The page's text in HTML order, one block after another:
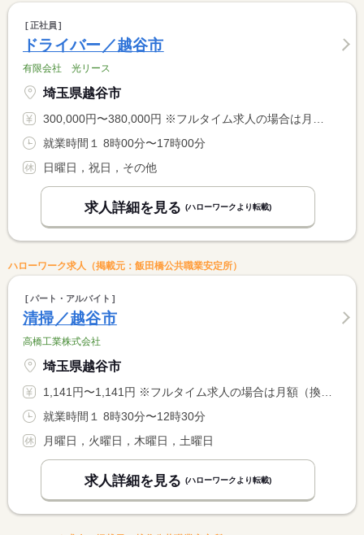
正社員
ドライバー／越谷市
有限会社 光リース
埼玉県越谷市
300,000円〜380,000円 ※フルタイム求人の場合は月額（換算額）、パート求人の場合は時間額を表示しています。
就業時間１ 8時00分〜17時00分
日曜日，祝日，その他
求人詳細を見る (ハローワークより転載)
ハローワーク求人（掲載元：飯田橋公共職業安定所）
パート・アルバイト
清掃／越谷市
高橋工業株式会社
埼玉県越谷市
1,141円〜1,141円 ※フルタイム求人の場合は月額（換算額）、パート求人の場合は時間額を表示しています。
就業時間１ 8時30分〜12時30分
月曜日，火曜日，木曜日，土曜日
求人詳細を見る (ハローワークより転載)